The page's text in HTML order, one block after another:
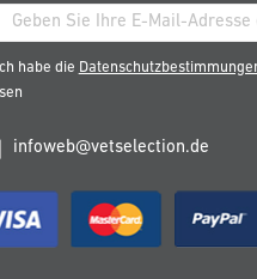
Ich habe die
infoweb@vetselection.de